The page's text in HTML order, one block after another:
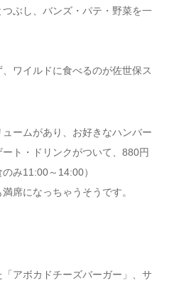
ぶし、バンズ・パテ・野菜を一
ワイルドに食べるのが佐世保ス
ームがあり、お好きなハンバー
ト・ドリンクがついて、880円
み11:00～14:00）
席になっちゃうそうです。
アボカドチーズバーガー」、サ